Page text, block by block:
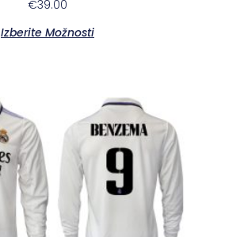
€39.00
Izberite Možnosti